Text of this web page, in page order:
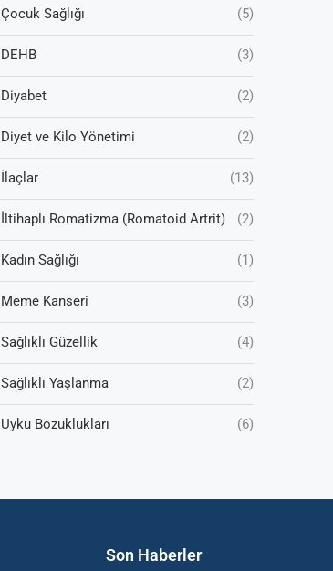
Çocuk Sağlığı (5)
DEHB (3)
Diyabet (2)
Diyet ve Kilo Yönetimi (2)
İlaçlar (13)
İltihaplı Romatizma (Romatoid Artrit) (2)
Kadın Sağlığı (1)
Meme Kanseri (3)
Sağlıklı Güzellik (4)
Sağlıklı Yaşlanma (2)
Uyku Bozuklukları (6)
Son Haberler